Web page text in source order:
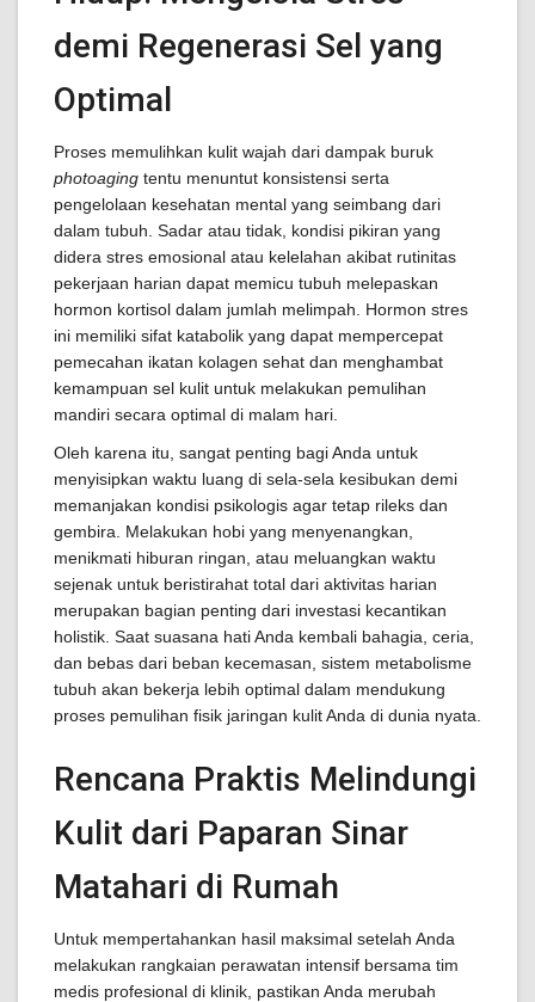
demi Regenerasi Sel yang
Optimal
Proses memulihkan kulit wajah dari dampak buruk
photoaging tentu menuntut konsistensi serta
pengelolaan kesehatan mental yang seimbang dari
dalam tubuh. Sadar atau tidak, kondisi pikiran yang
didera stres emosional atau kelelahan akibat rutinitas
pekerjaan harian dapat memicu tubuh melepaskan
hormon kortisol dalam jumlah melimpah. Hormon stres
ini memiliki sifat katabolik yang dapat mempercepat
pemecahan ikatan kolagen sehat dan menghambat
kemampuan sel kulit untuk melakukan pemulihan
mandiri secara optimal di malam hari.
Oleh karena itu, sangat penting bagi Anda untuk
menyisipkan waktu luang di sela-sela kesibukan demi
memanjakan kondisi psikologis agar tetap rileks dan
gembira. Melakukan hobi yang menyenangkan,
menikmati hiburan ringan, atau meluangkan waktu
sejenak untuk beristirahat total dari aktivitas harian
merupakan bagian penting dari investasi kecantikan
holistik. Saat suasana hati Anda kembali bahagia, ceria,
dan bebas dari beban kecemasan, sistem metabolisme
tubuh akan bekerja lebih optimal dalam mendukung
proses pemulihan fisik jaringan kulit Anda di dunia nyata.
Rencana Praktis Melindungi
Kulit dari Paparan Sinar
Matahari di Rumah
Untuk mempertahankan hasil maksimal setelah Anda
melakukan rangkaian perawatan intensif bersama tim
medis profesional di klinik, pastikan Anda merubah